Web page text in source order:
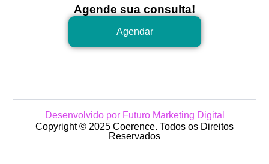
Agende sua consulta!
Agendar
Desenvolvido por Futuro Marketing Digital
Copyright © 2025 Coerence. Todos os Direitos
Reservados